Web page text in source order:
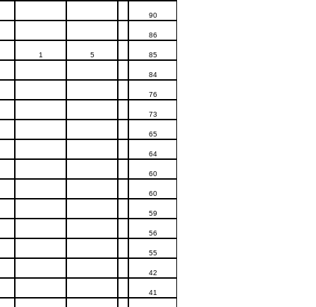
90
86
1 5 85
84
76
73
65
64
60
60
59
56
55
42
41